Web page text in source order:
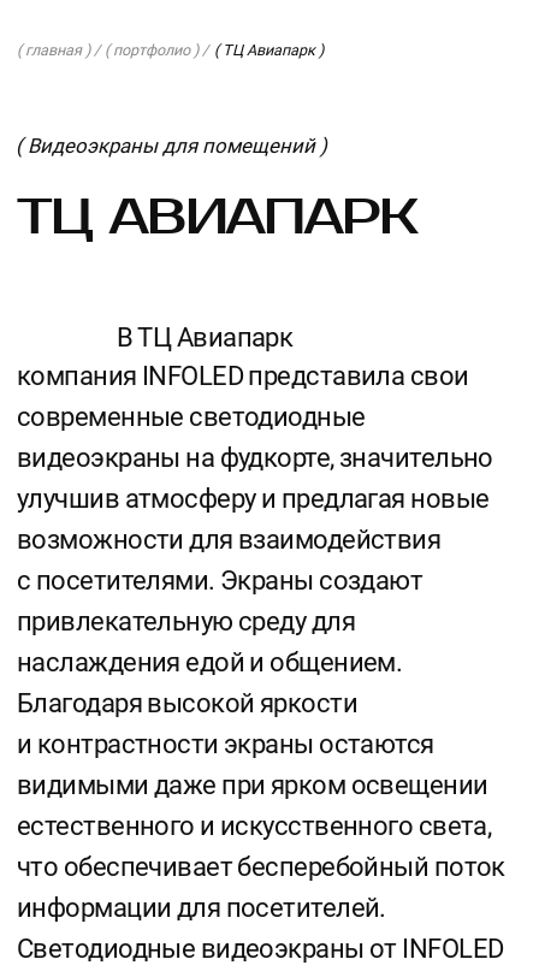
ТЦ АВИАПАРК
В ТЦ Авиапарк
видеоэкраны на фудкорте, значительно
улучшив атмосферу и предлагая новые
возможности для взаимодействия
с посетителями. Экраны создают
привлекательную среду для
наслаждения едой и общением.
Благодаря высокой яркости
и контрастности экраны остаются
естественного и искусственного света,
что обеспечивает бесперебойный поток
информации для посетителей.
Светодиодные видеоэкраны от INFOLED
на фудкорте в ТЦ Авиапарк усиливают
визуальную эстетику пространства,
делая каждое посещение фудкорта
особенным.